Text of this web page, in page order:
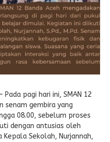
Pada pagi hari ini, SMAN 12
senam gembira yang
08.00, sebelum proses
dengan antusias oleh
Sekolah, Nurjannah,